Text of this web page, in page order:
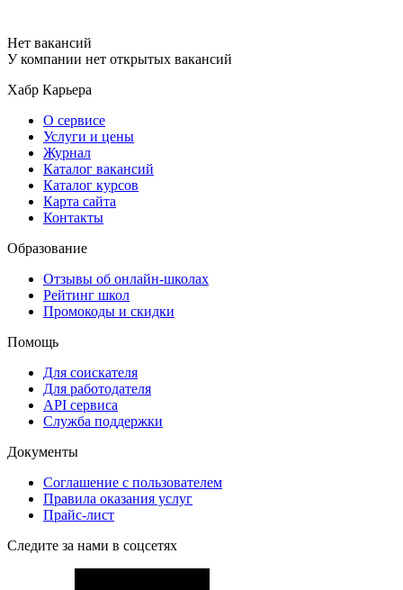
Нет вакансий
У компании нет открытых вакансий
Хабр Карьера
О сервисе
Услуги и цены
Журнал
Каталог вакансий
Каталог курсов
Карта сайта
Контакты
Образование
Отзывы об онлайн-школах
Рейтинг школ
Промокоды и скидки
Помощь
Для соискателя
Для работодателя
API сервиса
Служба поддержки
Документы
Соглашение с пользователем
Правила оказания услуг
Прайс-лист
Следите за нами в соцсетях